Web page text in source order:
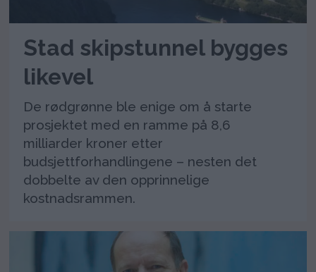
Stad skipstunnel bygges
likevel
De rødgrønne ble enige om å starte
prosjektet med en ramme på 8,6
milliarder kroner etter
budsjettforhandlingene – nesten det
dobbelte av den opprinnelige
kostnadsrammen.